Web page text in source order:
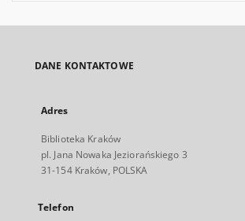
DANE KONTAKTOWE
Adres
Biblioteka Kraków
pl. Jana Nowaka Jeziorańskiego 3
31-154 Kraków, POLSKA
Telefon